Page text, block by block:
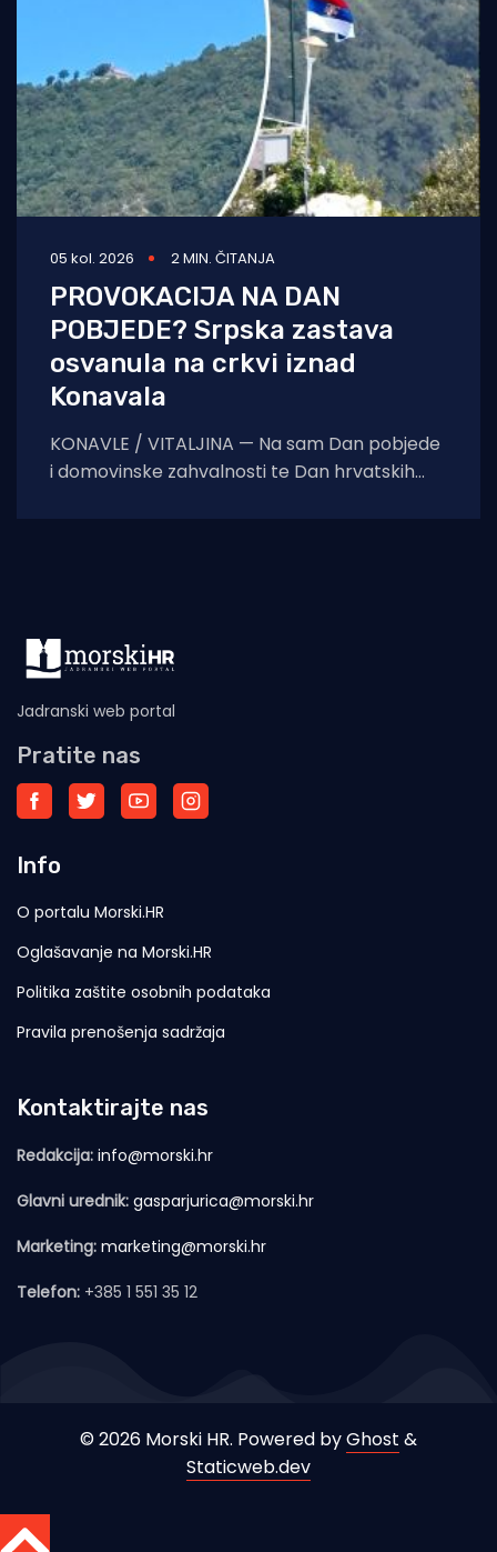
05 kol. 2026 2 MIN. ČITANJA
PROVOKACIJA NA DAN
POBJEDE? Srpska zastava
osvanula na crkvi iznad
Konavala
KONAVLE / VITALJINA — Na sam Dan pobjede
i domovinske zahvalnosti te Dan hrvatskih
Jadranski web portal
Pratite nas
Info
O portalu Morski.HR
Oglašavanje na Morski.HR
Politika zaštite osobnih podataka
Pravila prenošenja sadržaja
Kontaktirajte nas
Redakcija: info@morski.hr
Glavni urednik: gasparjurica@morski.hr
Marketing: marketing@morski.hr
Telefon: +385 1 551 35 12
© 2026 Morski HR. Powered byGhost &
Staticweb.dev